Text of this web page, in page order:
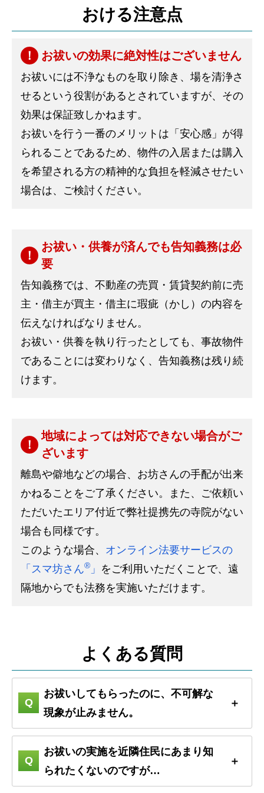
おける注意点
お祓いの効果に絶対性はございません
お祓いには不浄なものを取り除き、場を清浄さ
せるという役割があるとされていますが、その
効果は保証致しかねます。
お祓いを行う一番のメリットは「安心感」が得
られることであるため、物件の入居または購入
を希望される方の精神的な負担を軽減させたい
場合は、ご検討ください。
お祓い・供養が済んでも告知義務は必
要
告知義務では、不動産の売買・賃貸契約前に売
主・借主が買主・借主に瑕疵（かし）の内容を
伝えなければなりません。
お祓い・供養を執り行ったとしても、事故物件
であることには変わりなく、告知義務は残り続
けます。
地域によっては対応できない場合がご
ざいます
離島や僻地などの場合、お坊さんの手配が出来
かねることをご了承ください。また、ご依頼い
ただいたエリア付近で弊社提携先の寺院がない
場合も同様です。
このような場合、 オンライン法要サービスの
「スマ坊さん® 」 をご利用いただくことで、遠
隔地からでも法務を実施いただけます。
よくある質問
お祓いしてもらったのに、不可解な
現象が止みません。
お祓いの実施を近隣住民にあまり知
られたくないのですが…